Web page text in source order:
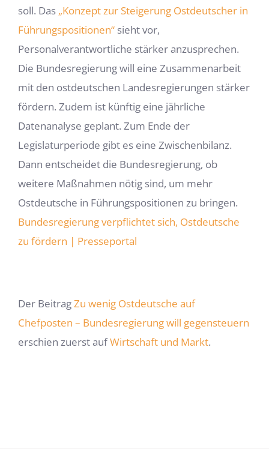
soll. Das „Konzept zur Steigerung Ostdeutscher in
Führungspositionen“ sieht vor,
Personalverantwortliche stärker anzusprechen.
Die Bundesregierung will eine Zusammenarbeit
mit den ostdeutschen Landesregierungen stärker
fördern. Zudem ist künftig eine jährliche
Datenanalyse geplant. Zum Ende der
Legislaturperiode gibt es eine Zwischenbilanz.
Dann entscheidet die Bundesregierung, ob
weitere Maßnahmen nötig sind, um mehr
Ostdeutsche in Führungspositionen zu bringen.
Bundesregierung verpflichtet sich, Ostdeutsche
zu fördern | Presseportal
Der BeitragZu wenig Ostdeutsche auf
Chefposten – Bundesregierung will gegensteuern
erschien zuerst aufWirtschaft und Markt.